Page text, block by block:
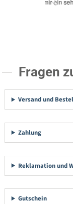
Fragen
Versand und
Zahlung
Reklamation und
Gutschein